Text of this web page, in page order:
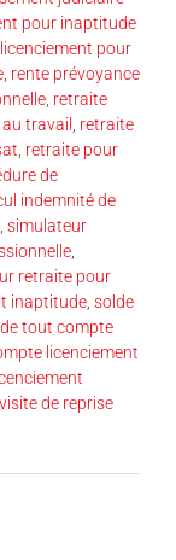
pour inaptitude
pour
rente prévoyance
retraite
travail retraite
retraite pour
de
indemnité de
simulateur
retraite pour
inaptitude solde
tout compte
licenciement
visite de reprise